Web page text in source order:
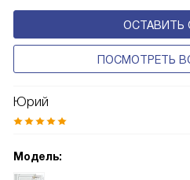
эксплуатацию и чаще всего
свежести BioFresh 0°C. Они
Prime и Peak.
ОСТАВИТЬ
ПОСМОТРЕТЬ
Юрий
Модель: